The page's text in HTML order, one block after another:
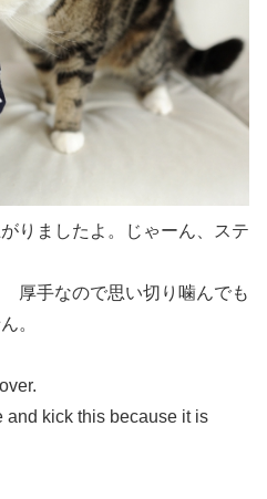
りましたよ。じゃーん、ステ
厚手なので思い切り噛んでも
。
and kick this because it is